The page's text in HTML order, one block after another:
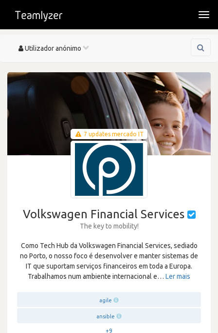
Toggle
Utilizador anónimo
7 updates mercado IT
Volkswagen Financial Services
The key to mobility!
Como Tech Hub da Volkswagen Financial Services, sediado
no Porto, o nosso foco é desenvolver e manter sistemas de
IT que suportam serviços financeiros em toda a Europa.
Trabalhamos num ambiente internacional e… Ler mais
agile
ansible
+9